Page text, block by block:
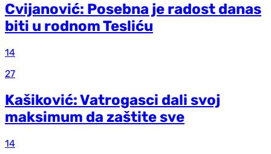
Cvijanović: Posebna je radost danas
biti u rodnom Tesliću
14
27
Kašiković: Vatrogasci dali svoj
maksimum da zaštite sve
14